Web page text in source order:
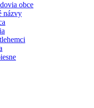
obce
názvy